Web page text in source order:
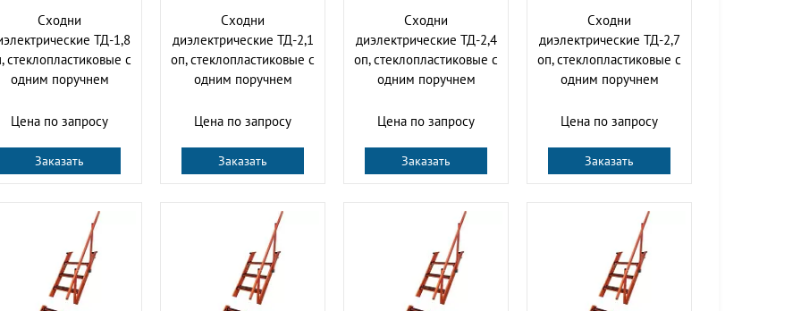
Сходни
ТД-1,8
стеклопластиковые с
одним поручнем
Цена по запросу
Заказать
Сходни
диэлектрические ТД-2,1
оп, стеклопластиковые с
одним поручнем
Цена по запросу
Заказать
Сходни
диэлектрические ТД-2,4
оп, стеклопластиковые с
одним поручнем
Цена по запросу
Заказать
Сходни
диэлектрические ТД-2,7
оп, стеклопластиковые с
одним поручнем
Цена по запросу
Заказать